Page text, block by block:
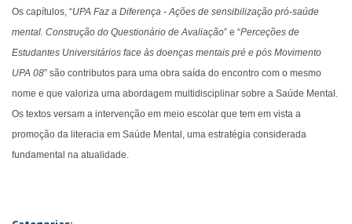
Os capítulos, “UPA Faz a Diferença - Ações de sensibilização pró-saúde
mental. Construção do Questionário de Avaliação” e “Perceções de
Estudantes Universitários face às doenças mentais pré e pós Movimento
UPA 08” são contributos para uma obra saída do encontro com o mesmo
nome e que valoriza uma abordagem multidisciplinar sobre a Saúde Mental.
Os textos versam a intervenção em meio escolar que tem em vista a
promoção da literacia em Saúde Mental, uma estratégia considerada
fundamental na atualidade.